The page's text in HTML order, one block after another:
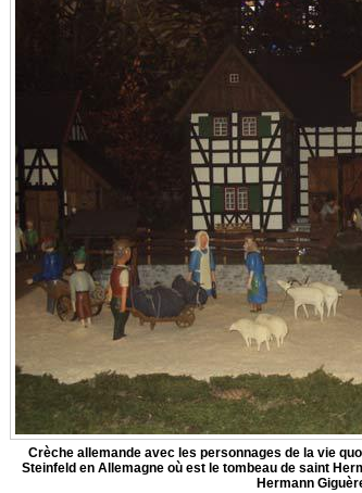
Crèche allemande avec les personnages de la vie
Steinfeld en Allemagne où est le tombeau de saint
Hermann